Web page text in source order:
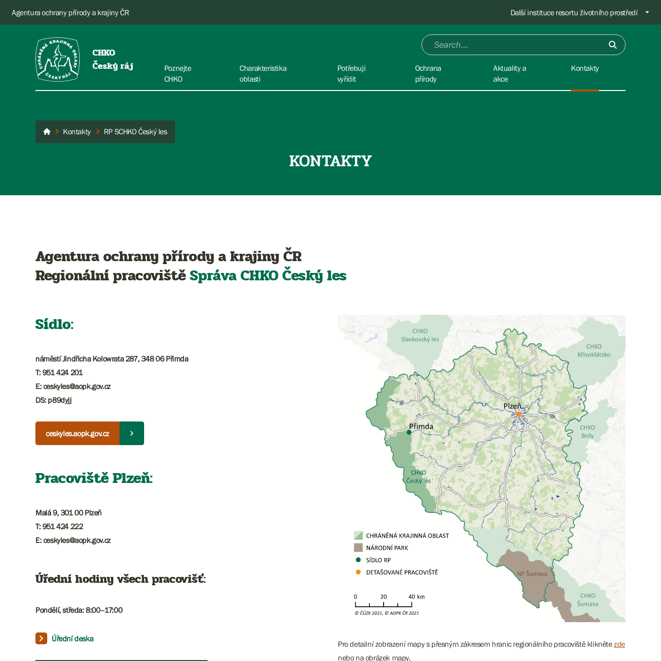
Agentura ochrany přírody a krajiny ČR Další instituce resortu životního prostředí
CHKO
Český ráj
Poznejte
CHKO
Charakteristika
oblasti
Potřebuji
vyřídit
Ochrana
přírody
Aktuality a
akce
Kontakty
Český ráj
Kontakty RP SCHKO Český les
KONTAKTY
Agentura ochrany přírody a krajiny ČR
Regionální pracovištěSpráva CHKOČeský les
Sídlo:
náměstí Jindřicha Kolowrata 287, 348 06 Přimda
T: 951 424 201
​​​E: ceskyles@aopk.gov.cz
DS: p89dyjj
ceskyles.aopk.gov.cz
Pracoviště Plzeň:
Malá 9, 301 00 Plzeň
T: 951 424 222
E: ceskyles@aopk.gov.cz
Úřední hodiny všech pracovišť:
Pondělí, středa: 8:00–17:00
Úřední deska
Pro detailní zobrazení mapy s přesným zákresem hranic regionálního pracoviště kliknětezde
nebo na obrázek mapy.